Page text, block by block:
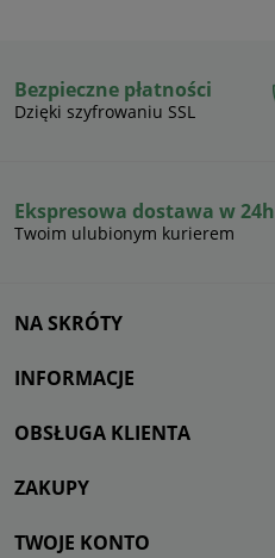
Bezpieczne płatności
Dzięki szyfrowaniu SSL
Ekspresowa dostawa w 24h
Twoim ulubionym kurierem
NA SKRÓTY
INFORMACJE
OBSŁUGA KLIENTA
ZAKUPY
TWOJE KONTO